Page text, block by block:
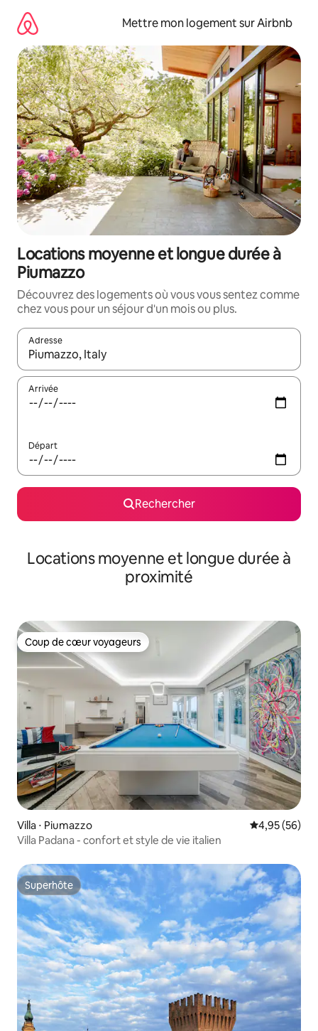
directement
contenu
Mettre mon logement sur Airbnb
Locations moyenne et longue durée à
Piumazzo
Découvrez des logements où vous vous sentez comme
chez vous pour un séjour d'un mois ou plus.
Adresse
Lorsque les résultats s'affichent, utilisez les flèches vers le
Arrivée
Départ
Rechercher
Locations moyenne et longue durée à
proximité
Coup de cœur voyageurs
Coup de cœur voyageurs
Villa ⋅ Piumazzo Évaluation
4,95 (56)
Villa Padana - confort et style de vie italien
Superhôte
Superhôte